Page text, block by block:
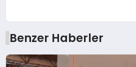
Benzer Haberler